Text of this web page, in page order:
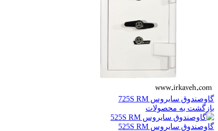
گاوصندوق سایروس 725S RM
بازگشت به محصولات
گاوصندوق سایروس 525S RM